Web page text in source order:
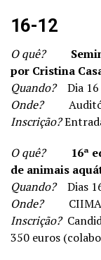
16-12
O quê?
por Cristina
Quando?Dia 16
Onde?
Inscrição?
O quê?
16ª
de animais
Quando?Dias
Onde?CIIMAR,
Inscrição?
350 euros